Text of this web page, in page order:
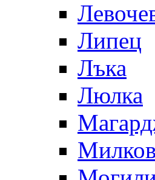
Липец
Лъка
Люлка